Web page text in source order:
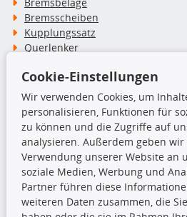
Bremsscheiben
Kupplungssatz
Querlenker
Stoßdämpfer
TecDoc Inside
Die hier angezeigten Daten insbesondere
nicht kopiert werden.
Cookie-Einstellungen
Wir verwenden Cookies, um
personalisieren, Funktionen für
zu können und die Zugriffe auf
analysieren. Außerdem geben
Verwendung unserer Website an
soziale Medien, Werbung und
Partner führen diese
weiteren Daten zusammen, die